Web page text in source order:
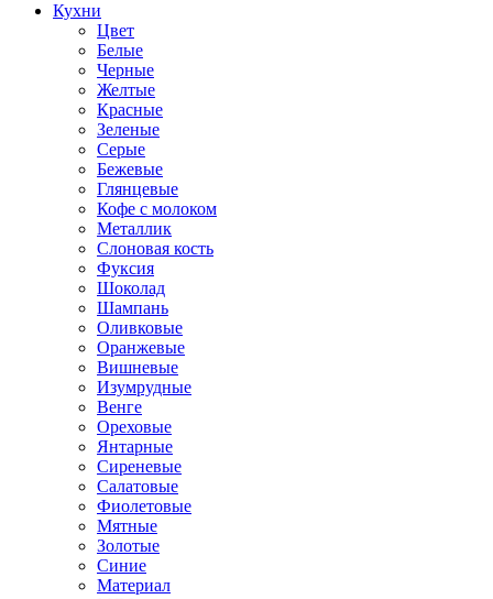
Кухни
Цвет
Белые
Черные
Желтые
Красные
Зеленые
Серые
Бежевые
Глянцевые
Кофе с молоком
Металлик
Слоновая кость
Фуксия
Шоколад
Шампань
Оливковые
Оранжевые
Вишневые
Изумрудные
Венге
Ореховые
Янтарные
Сиреневые
Салатовые
Фиолетовые
Мятные
Золотые
Синие
Материал